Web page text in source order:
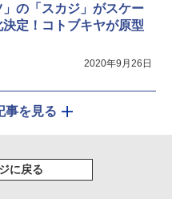
」の「スカジ」がスケー
定！コトブキヤが原型
2020年9月26日
事を見る
に戻る